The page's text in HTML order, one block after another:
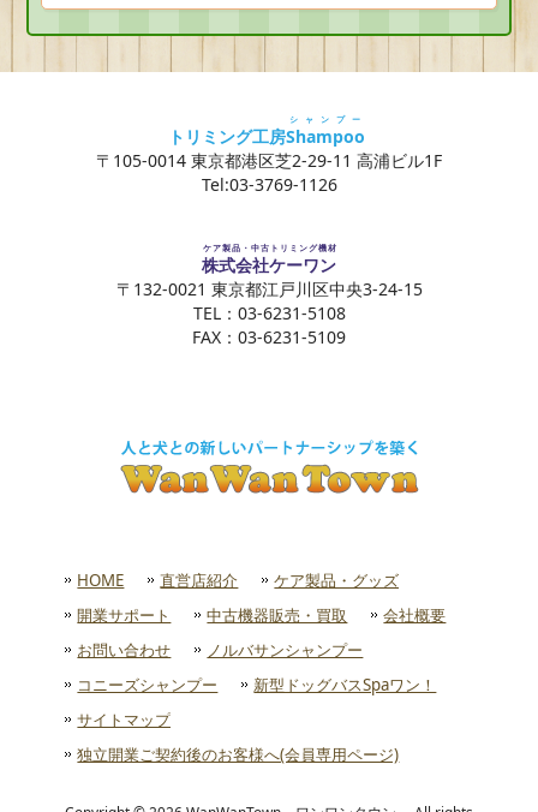
トリミング工房Shampoo
シャンプー
〒105-0014 東京都港区芝2-29-11 高浦ビル1F
Tel:03-3769-1126
株式会社ケーワン
ケア製品・中古トリミング機材
〒132-0021 東京都江戸川区中央3-24-15
TEL：03-6231-5108
FAX：03-6231-5109
HOME 直営店紹介
ケア製品・グッズ
開業サポート
中古機器販売・買取
会社概要
お問い合わせ
ノルバサンシャンプー
コニーズシャンプー
新型ドッグバスSpaワン！
サイトマップ
独立開業ご契約後のお客様へ(会員専用ページ)